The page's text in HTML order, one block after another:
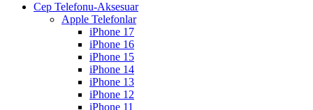
Cep Telefonu-Aksesuar
Apple Telefonlar
iPhone 17
iPhone 16
iPhone 15
iPhone 14
iPhone 13
iPhone 12
iPhone 11